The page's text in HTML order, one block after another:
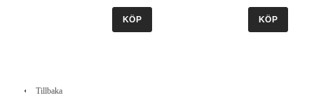
KÖP KÖP
Tillbaka